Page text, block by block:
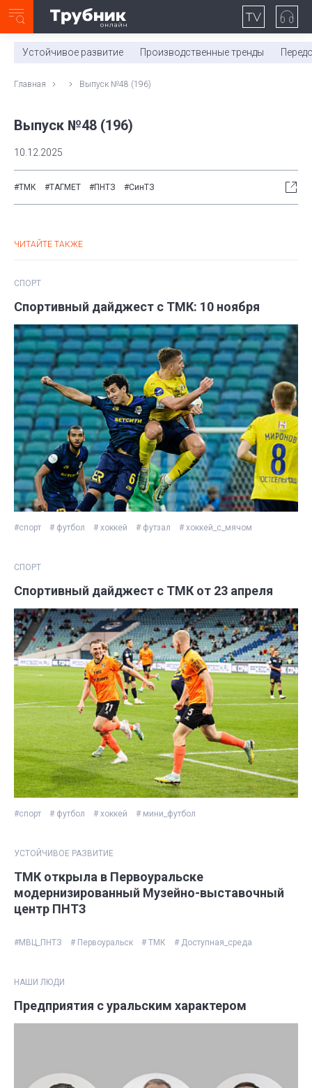
0:00/ 11:03
Устойчивое развитие Производственные тренды
Главная Выпуск №48 (196)
Выпуск №48 (196)
10.12.2025
#ТМК #ТАГМЕТ #ПНТЗ #СинТЗ
ЧИТАЙТЕ ТАКЖЕ
СПОРТ
Спортивный дайджест с ТМК: 10 ноября
#спорт # футбол # хоккей # футзал # хоккей_с_мячом
СПОРТ
Спортивный дайджест с ТМК от 23 апреля
#спорт # футбол # хоккей # мини_футбол
УСТОЙЧИВОЕ РАЗВИТИЕ
ТМК открыла в Первоуральске
модернизированный Музейно-выставочный
центр ПНТЗ
#МВЦ_ПНТЗ # Первоуральск # ТМК # Доступная_среда
НАШИ ЛЮДИ
Предприятия с уральским характером